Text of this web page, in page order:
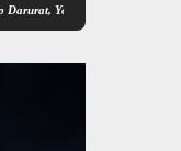
751/VJS Bantu Penanganan